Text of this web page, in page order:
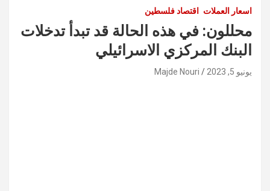
اسعار العملات اقتصاد فلسطين
محللون: في هذه الحالة قد تبدأ تدخلات
البنك المركزي الاسرائيلي
يونيو 5, 2023 Majde Nouri